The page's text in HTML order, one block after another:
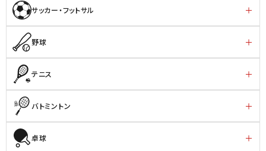
サッカー・フットサル
野球
テニス
バトミントン
卓球